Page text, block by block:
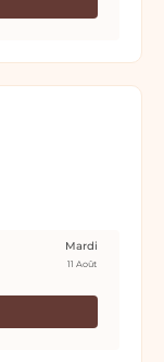
Mardi
11 Août